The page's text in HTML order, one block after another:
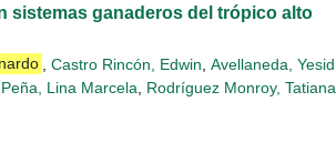
sistemas ganaderos del trópico alto
Castro Rincón, Edwin Avellaneda, Yesid
Lina Marcela
Rodríguez Monroy, Tatiana